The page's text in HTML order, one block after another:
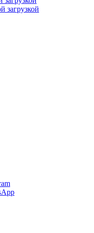
загрузкой